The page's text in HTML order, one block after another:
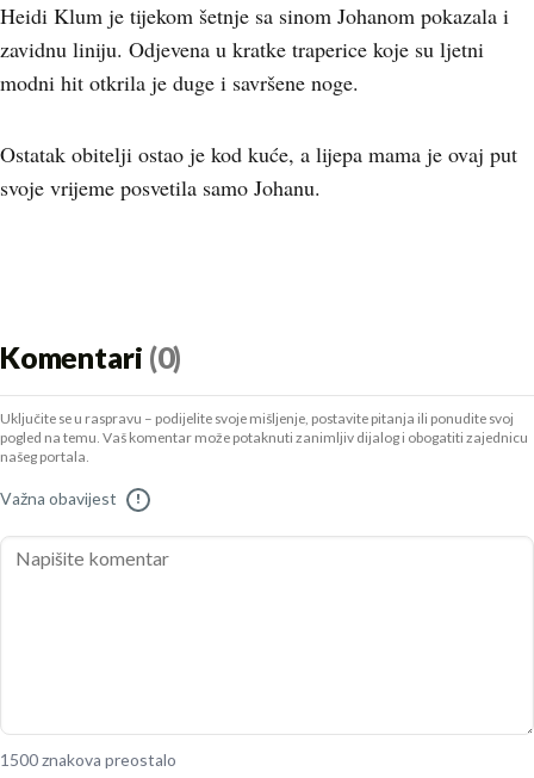
Heidi Klum je tijekom šetnje sa sinom Johanom pokazala i
zavidnu liniju. Odjevena u kratke traperice koje su ljetni
modni hit otkrila je duge i savršene noge.
Ostatak obitelji ostao je kod kuće, a lijepa mama je ovaj put
svoje vrijeme posvetila samo Johanu.
Komentari (0)
Uključite se u raspravu – podijelite svoje mišljenje, postavite pitanja ili ponudite svoj
pogled na temu. Vaš komentar može potaknuti zanimljiv dijalog i obogatiti zajednicu
našeg portala.
Važna obavijest !
1500 znakova preostalo